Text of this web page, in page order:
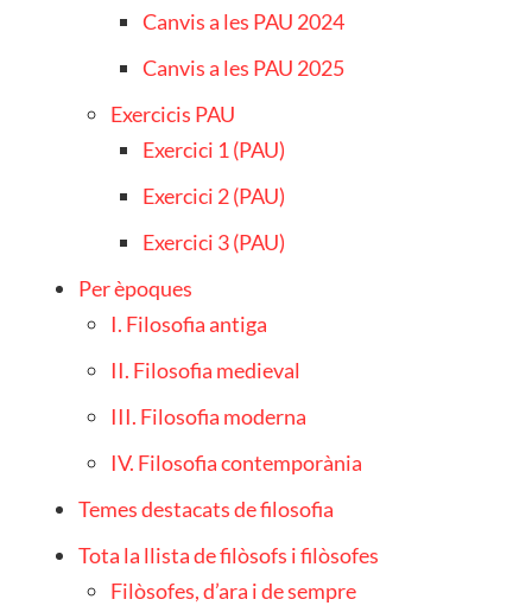
Canvis a les PAU 2024
Canvis a les PAU 2025
Exercicis PAU
Exercici 1 (PAU)
Exercici 2 (PAU)
Exercici 3 (PAU)
Per èpoques
I. Filosofia antiga
II. Filosofia medieval
III. Filosofia moderna
IV. Filosofia contemporània
Temes destacats de filosofia
Tota la llista de filòsofs i filòsofes
Filòsofes, d’ara i de sempre